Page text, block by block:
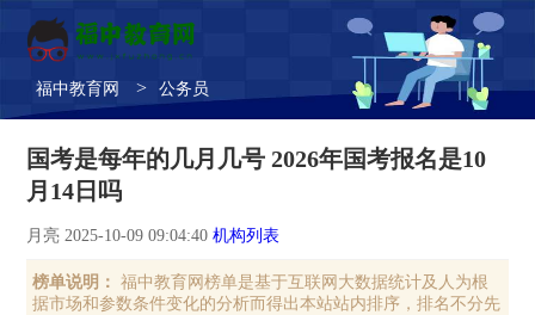
福中教育网 > 公务员
国考是每年的几月几号 2026年国考报名是10
月14日吗
月亮 2025-10-09 09:04:40机构列表
榜单说明：
福中教育网榜单是基于互联网大数据统计及人为根
据市场和参数条件变化的分析而得出本站站内排序，排名不分先